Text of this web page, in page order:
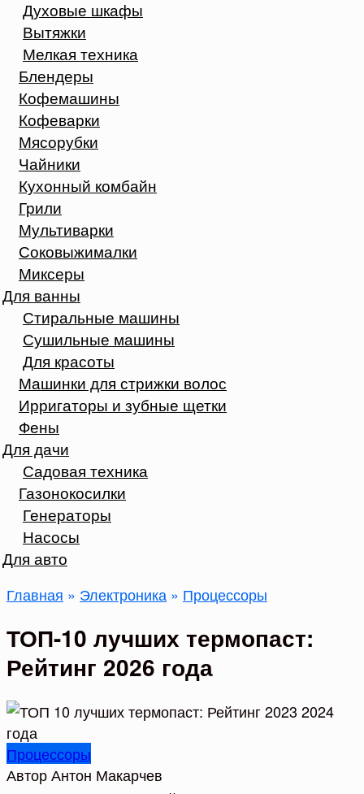
Духовые шкафы
Вытяжки
Мелкая техника
Блендеры
Кофемашины
Кофеварки
Мясорубки
Чайники
Кухонный комбайн
Грили
Мультиварки
Соковыжималки
Миксеры
Для ванны
Стиральные машины
Сушильные машины
Для красоты
Машинки для стрижки волос
Ирригаторы и зубные щетки
Фены
Для дачи
Садовая техника
Газонокосилки
Генераторы
Насосы
Для авто
Главная » Электроника » Процессоры
ТОП-10 лучших термопаст:
Рейтинг 2026 года
Процессоры
АвторАнтон Макарчев